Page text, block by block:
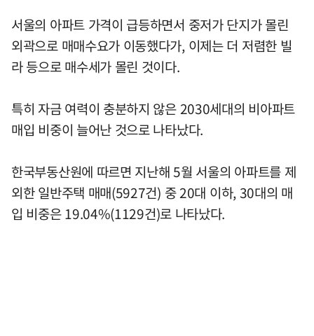
서울의 아파트 가격이 급등하면서 중저가 단지가 몰린
외곽으로 매매수요가 이동했다가, 이제는 더 저렴한 빌
라 등으로 매수세가 몰린 것이다.
특히 자금 여력이 충분하지 않은 2030세대의 비아파트
매입 비중이 늘어난 것으로 나타났다.
한국부동산원에 따르면 지난해 5월 서울의 아파트를 제
외한 일반주택 매매(5927건) 중 20대 이하, 30대의 매
입 비중은 19.04%(1129건)로 나타났다.